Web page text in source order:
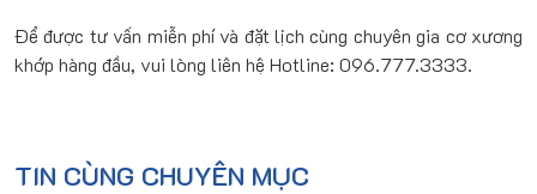
Để được tư vấn miễn phí và đặt lịch cùng chuyên gia cơ xương
khớp hàng đầu, vui lòng liên hệ Hotline: 096.777.3333.
TIN CÙNG CHUYÊN MỤC